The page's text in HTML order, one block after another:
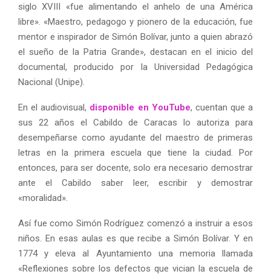
siglo XVIII «fue alimentando el anhelo de una América
libre». «Maestro, pedagogo y pionero de la educación, fue
mentor e inspirador de Simón Bolívar, junto a quien abrazó
el sueño de la Patria Grande», destacan en el inicio del
documental, producido por la Universidad Pedagógica
Nacional (Unipe).
En el audiovisual, disponible en YouTube, cuentan que a
sus 22 años el Cabildo de Caracas lo autoriza para
desempeñarse como ayudante del maestro de primeras
letras en la primera escuela que tiene la ciudad. Por
entonces, para ser docente, solo era necesario demostrar
ante el Cabildo saber leer, escribir y demostrar
«moralidad».
Así fue como Simón Rodríguez comenzó a instruir a esos
niños. En esas aulas es que recibe a Simón Bolívar. Y en
1774 y eleva al Ayuntamiento una memoria llamada
«Reflexiones sobre los defectos que vician la escuela de